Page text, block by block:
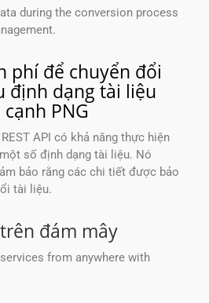
during the conversion process
phí để chuyển đổi
định dạng tài liệu
PNG
API có khả năng thực hiện
số định dạng tài liệu. Nó
bảo rằng các chi tiết được bảo
tài liệu.
đám mây
from anywhere with